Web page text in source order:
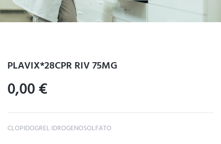
PLAVIX*28CPR RIV 75MG
0,00€
CLOPIDOGREL IDROGENOSOLFATO